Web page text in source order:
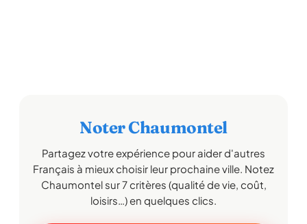
Noter Chaumontel
Partagez votre expérience pour aider d'autres
Français à mieux choisir leur prochaine ville. Notez
Chaumontel sur 7 critères (qualité de vie, coût,
loisirs…) en quelques clics.